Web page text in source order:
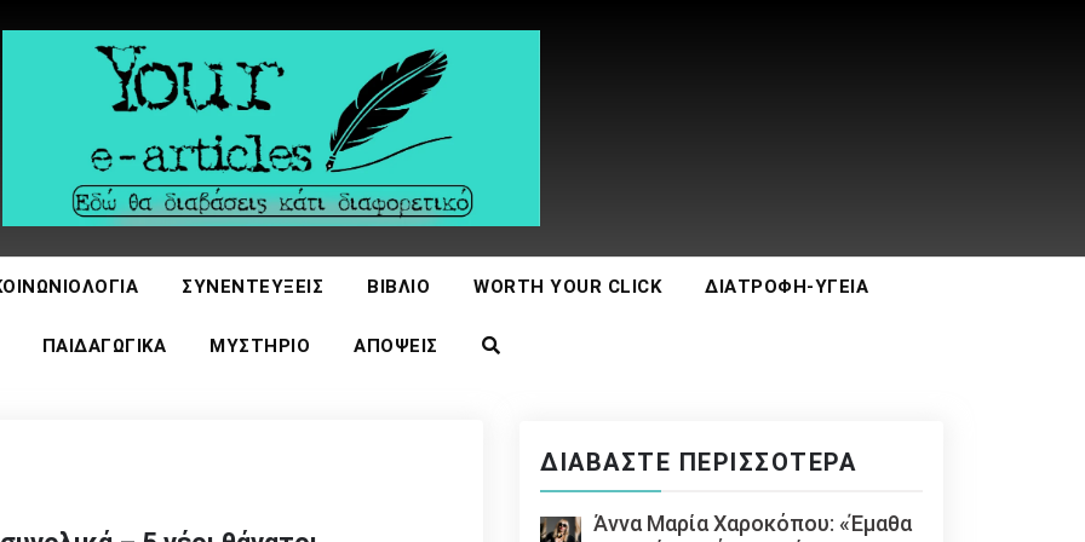
ΣΥΝΕΝΤΕΎΞΕΙΣ ΒΙΒΛΊΟ WORTH YOUR CLICK ΔΙΑΤΡΟΦΉ-ΥΓΕΊΑ
ΠΑΙΔΑΓΩΓΙΚΆ ΜΥΣΤΉΡΙΟ ΑΠΌΨΕΙΣ
ΔΙΑΒΆΣΤΕ ΠΕΡΙΣΣΌΤΕΡΑ
Άννα Μαρία Χαροκόπου: «Έμαθα